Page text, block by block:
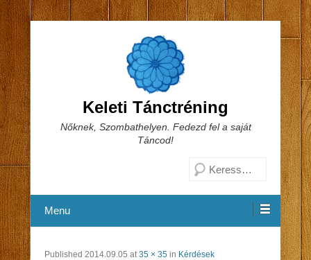
Keleti Tánctréning
Nőknek, Szombathelyen. Fedezd fel a saját
Táncod!
Menu
Published 2014.09.05 at35 × 35 in Kérdések